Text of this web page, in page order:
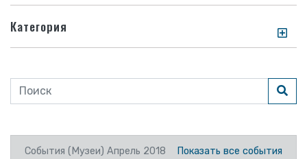
Категория
События (Музеи) Апрель 2018 Показать все события